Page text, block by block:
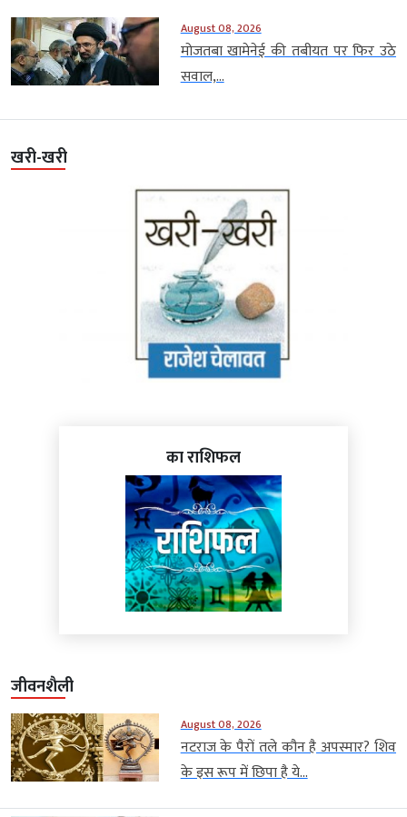
August 08, 2026
मोजतबा खामेनेई की तबीयत पर फिर उठे
सवाल,...
खरी-खरी
का राशिफल
जीवनशैली
August 08, 2026
नटराज के पैरों तले कौन है अपस्मार? शिव
के इस रूप में छिपा है ये...